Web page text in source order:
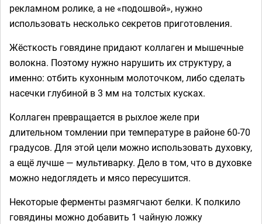
рекламном ролике, а не «подошвой», нужно
использовать несколько секретов приготовления.
Жёсткость говядине придают коллаген и мышечные
волокна. Поэтому нужно нарушить их структуру, а
именно: отбить кухонным молоточком, либо сделать
насечки глубиной в 3 мм на толстых кусках.
Коллаген превращается в рыхлое желе при
длительном томлении при температуре в районе 60-70
градусов. Для этой цели можно использовать духовку,
а ещё лучше — мультиварку. Дело в том, что в духовке
можно недоглядеть и мясо пересушится.
Некоторые ферменты размягчают белки. К полкило
говядины можно добавить 1 чайную ложку